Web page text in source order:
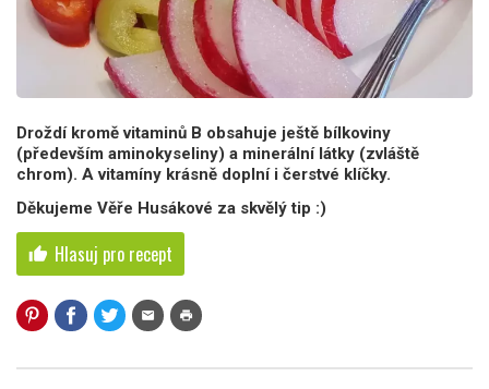
Droždí kromě vitaminů B obsahuje ještě bílkoviny
(především aminokyseliny) a minerální látky (zvláště
chrom). A vitamíny krásně doplní i čerstvé klíčky.
Děkujeme Věře Husákové za skvělý tip :)
thumb_up Hlasuj pro recept
mail print